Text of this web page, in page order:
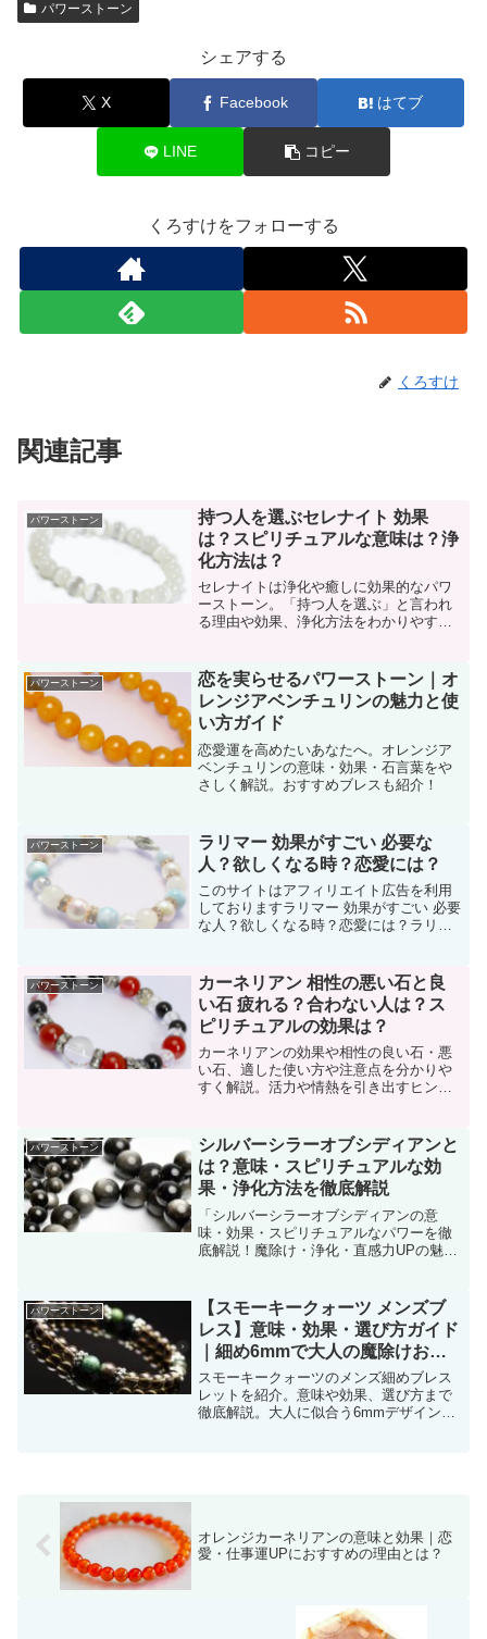
パワーストーン
シェアする
X Facebook はてブ
LINE コピー
くろすけをフォローする
くろすけ
関連記事
パワーストーン
持つ人を選ぶセレナイト 効果
は？スピリチュアルな意味は？浄
化方法は？
セレナイトは浄化や癒しに効果的なパワ
ーストーン。「持つ人を選ぶ」と言われ
る理由や効果、浄化方法をわかりやすく
パワーストーン
恋を実らせるパワーストーン｜オ
レンジアベンチュリンの魅力と使
い方ガイド
恋愛運を高めたいあなたへ。オレンジア
ベンチュリンの意味・効果・石言葉をや
さしく解説。おすすめブレスも紹介！
パワーストーン
ラリマー 効果がすごい 必要な
人？欲しくなる時？恋愛には？
このサイトはアフィリエイト広告を利用
しておりますラリマー 効果がすごい 必要
な人？欲しくなる時？恋愛には？ラリマ
しを与える効果があるとされています。
そのエネルギーは、ス...
パワーストーン
カーネリアン 相性の悪い石と良
い石 疲れる？合わない人は？ス
ピリチュアルの効果は？
カーネリアンの効果や相性の良い石・悪
い石、適した使い方や注意点を分かりや
すく解説。活力や情熱を引き出すヒント
パワーストーン
シルバーシラーオブシディアンと
は？意味・スピリチュアルな効
果・浄化方法を徹底解説
「シルバーシラーオブシディアンの意
味・効果・スピリチュアルなパワーを徹
底解説！魔除け・浄化・直感力UPの魅力
パワーストーン
【スモーキークォーツ メンズブ
レス】意味・効果・選び方ガイド
｜細め6mmで大人の魔除けお守
りに！
スモーキークォーツのメンズ細めブレス
レットを紹介。意味や効果、選び方まで
徹底解説。大人に似合う6mmデザインで
オレンジカーネリアンの意味と効果｜恋
愛・仕事運UPにおすすめの理由とは？